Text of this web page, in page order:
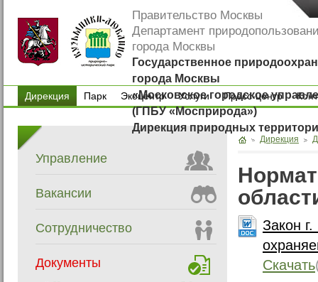
Правительство Москвы
Департамент
города Москвы
Государственное
города Москвы
«Московское городское
(ГПБУ «Мосприрода»)
Дирекция природных
Дирекция
Парк
Экоцентр
Экоцентр
Услуги
Услуги
Пресс-центр
Пресс-центр
Управление
Вакансии
Сотрудничество
Документы
Дирекция
Закон
Скачать